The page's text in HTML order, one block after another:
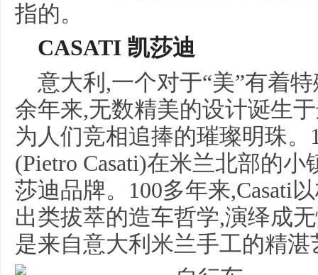
指的。
CASATI 凯莎迪
意大利,一个对于“美”有着
余年来,无数精美的设计诞生
为人们竞相追捧的璀璨明珠。
(Pietro Casati)在米兰北部的小
莎迪品牌。100多年来,Casati
出类拔萃的造车哲学,演绎成
是来自意大利米兰手工的精湛